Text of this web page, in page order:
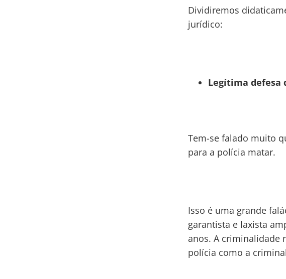
Dividiremos
jurídico:
Legítima defesa
Tem-se falado muito
para a polícia matar.
Isso é uma grande
garantista e laxista
anos. A criminalidade
polícia como a